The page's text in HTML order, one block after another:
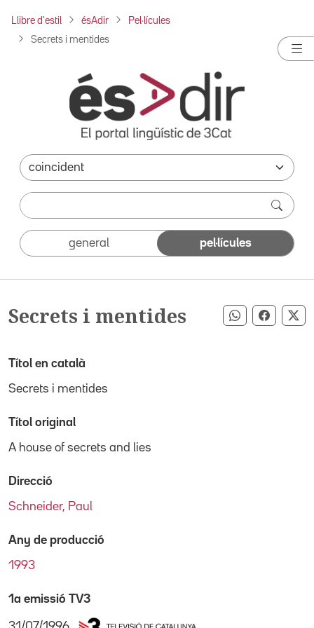
Llibre d'estil ésAdir Pel·lícules
Secrets i mentides
general pel·lícules
Secrets i mentides Compartir
Títol en català
Secrets i mentides
Títol original
A house of secrets and lies
Direcció
Schneider, Paul
Any de producció
1993
1a emissió TV3